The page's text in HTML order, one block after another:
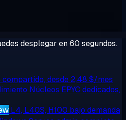
desplegar en 60 segundos.
compartido, desde 2,48 $/mes
Núcleos EPYC dedicados,
L4, L40S, H100 bajo demanda